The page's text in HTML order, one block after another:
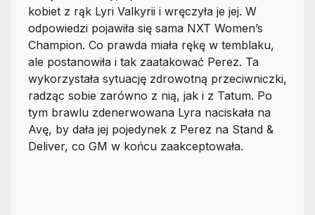
kobiet z rąk Lyri Valkyrii i wręczyła je jej. W
odpowiedzi pojawiła się sama NXT Women’s
Champion. Co prawda miała rękę w temblaku,
ale postanowiła i tak zaatakować Perez. Ta
wykorzystała sytuację zdrowotną przeciwniczki,
radząc sobie zarówno z nią, jak i z Tatum. Po
tym brawlu zdenerwowana Lyra naciskała na
Avę, by dała jej pojedynek z Perez na Stand &
Deliver, co GM w końcu zaakceptowała.